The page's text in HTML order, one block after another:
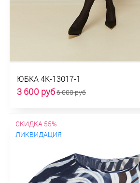
ЮБКА 4К-13017-1
3 600 руб6 000 руб
СКИДКА 55%
ЛИКВИДАЦИЯ